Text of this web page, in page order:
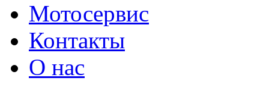
Мотосервис
Контакты
О нас